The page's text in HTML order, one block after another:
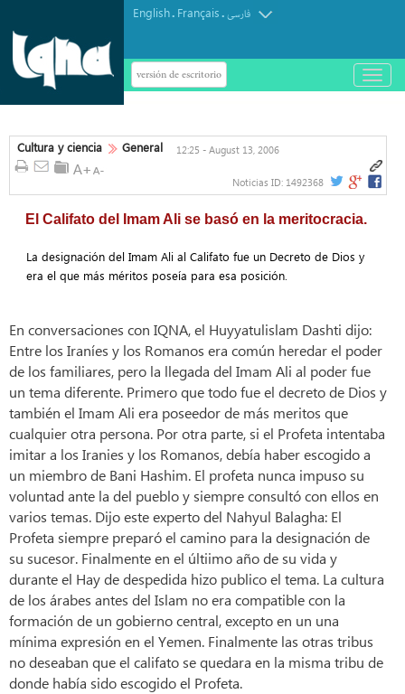
English. Français.فارسی
versión de escritorio
باز
و
Cultura y ciencia General 12:25 - August 13, 2006
Noticias ID: 1492368
El Califato del Imam Ali se basó en la meritocracia.
La designación del Imam Ali al Califato fue un Decreto de Dios y
era el que más méritos poseía para esa posición.
En conversaciones con IQNA, el Huyyatulislam Dashti dijo:
Entre los Iraníes y los Romanos era común heredar el poder
de los familiares, pero la llegada del Imam Ali al poder fue
un tema diferente. Primero que todo fue el decreto de Dios y
también el Imam Ali era poseedor de más meritos que
cualquier otra persona. Por otra parte, si el Profeta intentaba
imitar a los Iranies y los Romanos, debía haber escogido a
un miembro de Bani Hashim. El profeta nunca impuso su
voluntad ante la del pueblo y siempre consultó con ellos en
varios temas. Dijo este experto del Nahyul Balagha: El
Profeta siempre preparó el camino para la designación de
su sucesor. Finalmente en el últiimo año de su vida y
durante el Hay de despedida hizo publico el tema. La cultura
de los árabes antes del Islam no era compatible con la
formación de un gobierno central, excepto en un una
mínima expresión en el Yemen. Finalmente las otras tribus
no deseaban que el califato se quedara en la misma tribu de
donde había sido escogido el Profeta.